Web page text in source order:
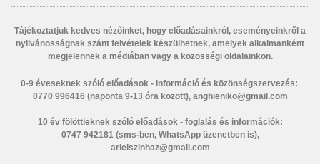
Tájékoztatjuk kedves nézőinket, hogy előadásainkról, eseményeinkről a
nyilvánosságnak szánt felvételek készülhetnek, amelyek alkalmanként
megjelennek a médiában vagy a közösségi oldalainkon.
0-9 éveseknek szóló előadások - információ és közönségszervezés:
0770 996416 (naponta 9-13 óra között), anghieniko@gmail.com
10 év fölöttieknek szóló előadások - foglalás és információk:
0747 942181 (sms-ben, WhatsApp üzenetben is),
arielszinhaz@gmail.com